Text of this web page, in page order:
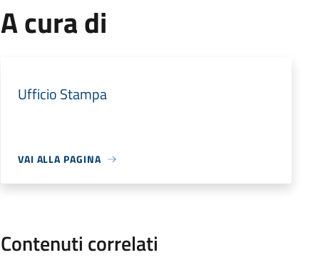
A cura di
Ufficio Stampa
VAI ALLA PAGINA
Contenuti correlati